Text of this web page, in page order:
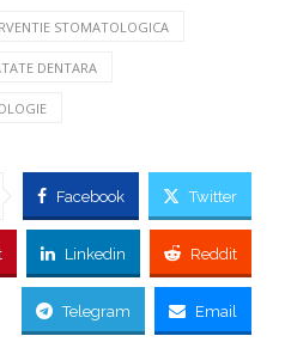
STOMATOLOGICA
DENTARA
Facebook Twitter
Linkedin Reddit
Telegram Email